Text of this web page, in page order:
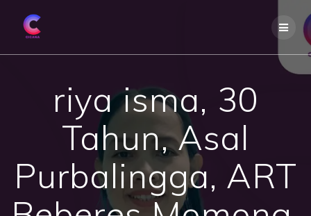
riya isma, 30
Tahun, Asal
Purbalingga, ART